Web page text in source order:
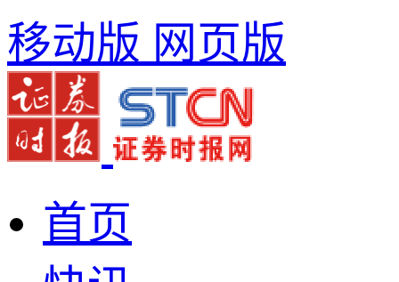
移动版 网页版
首页